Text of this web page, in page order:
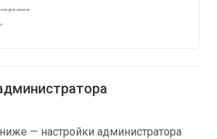
— настройки администратора